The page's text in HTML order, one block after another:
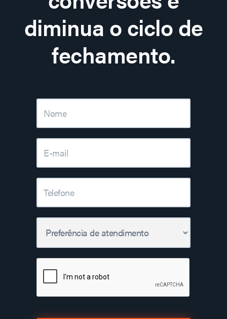
diminua o ciclo de
fechamento.